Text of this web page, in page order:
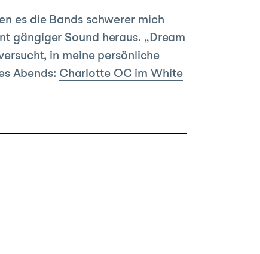
es die Bands schwerer mich
gängiger Sound heraus. „Dream
in meine persönliche
Abends: Charlotte OC im White